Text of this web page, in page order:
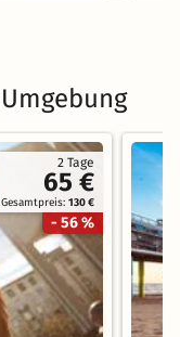
2 Tage
65 €
Gesamtpreis:130 €
- 56 %